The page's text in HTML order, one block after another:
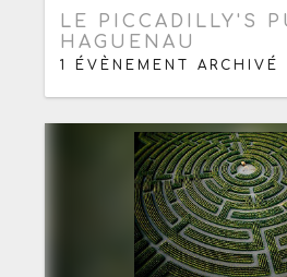
LE PICCADILLY'S
HAGUENAU
1 ÉVÈNEMENT ARCHIVÉ